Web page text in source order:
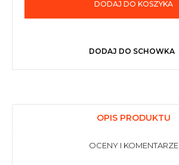
DODAJ DO KOSZYKA
DODAJ DO SCHOWKA
OPIS PRODUKTU
OCENY I KOMENTARZE